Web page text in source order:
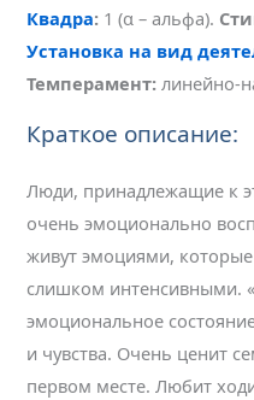
Квадра: 1 (α – альфа).
Установка на вид
Темперамент: линейно-
Краткое описание:
Люди, принадлежащие к
очень эмоционально
живут эмоциями,
слишком интенсивными.
эмоциональное
и чувства. Очень ценит
первом месте. Любит